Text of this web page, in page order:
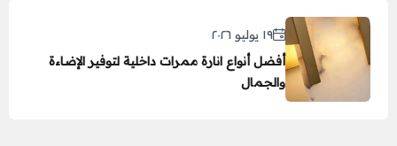
١٩ يوليو ٢٠٢٦
أفضل أنواع انارة ممرات داخلية لتوفير الإضاءة
والجمال